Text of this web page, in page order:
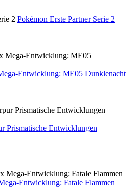
Pokémon Erste Partner Serie 2
Entwicklung: ME05 Dunklenacht
Prismatische Entwicklungen
Entwicklung: Fatale Flammen